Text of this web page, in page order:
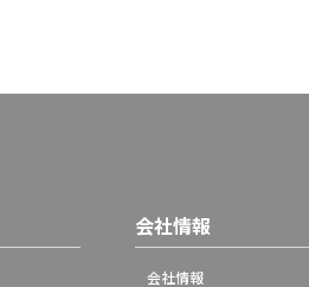
会社情報
会社情報